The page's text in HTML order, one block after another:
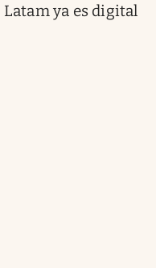
ya es digital